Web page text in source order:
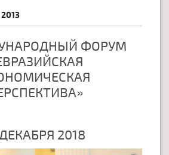
2013
ФОРУМ
2018